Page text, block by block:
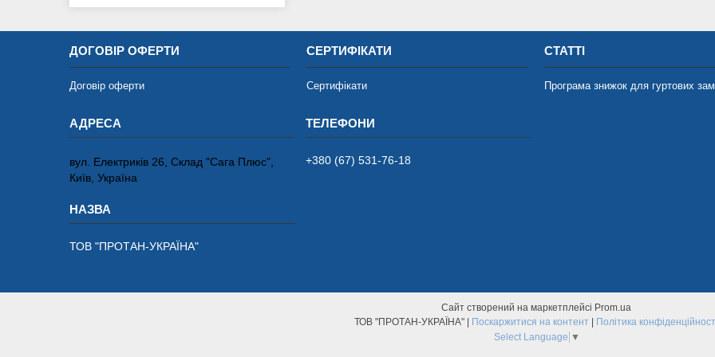
ДОГОВІР ОФЕРТИ
Договір оферти
СЕРТИФІКАТИ
Сертифікати
СТАТТІ
Програма знижок для гуртових
вул. Електриків 26, Склад "Сага Плюс",
Київ, Україна
ТОВ "ПРОТАН-УКРАЇНА"
+380 (67) 531-76-18
Сайт створений на маркетплейсі Prom.ua
Поскаржитися на контент
Політика
Select Language ▼